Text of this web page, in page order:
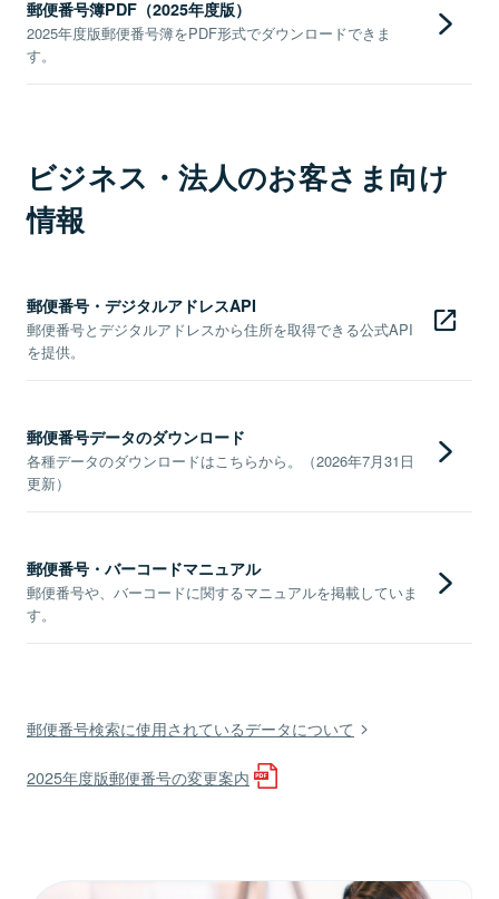
郵便番号簿PDF（2025年度版）
2025年度版郵便番号簿をPDF形式でダウンロードできま
す。
ビジネス・法人のお客さま向け
情報
郵便番号・デジタルアドレスAPI
郵便番号とデジタルアドレスから住所を取得できる公式API
を提供。
郵便番号データのダウンロード
各種データのダウンロードはこちらから。（2026年7月31日
更新）
郵便番号・バーコードマニュアル
郵便番号や、バーコードに関するマニュアルを掲載していま
す。
郵便番号検索に使用されているデータについて
2025年度版郵便番号の変更案内